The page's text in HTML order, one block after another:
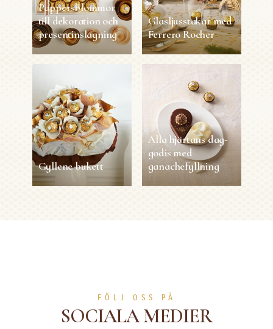
Pappersblommor
till dekoration och
presentinslagning
till dekoration och
presentinslagning
2 min 1 person Lätt
LÄS MER
Glasljusstakar med
Ferrero Rocher
Ferrero Rocher
5 sec 1 person Lätt
LÄS MER
Gyllene bukett
Alla hjärtans dag-
godis med
ganachefyllning
FÖLJ OSS PÅ
SOCIALA MEDIER